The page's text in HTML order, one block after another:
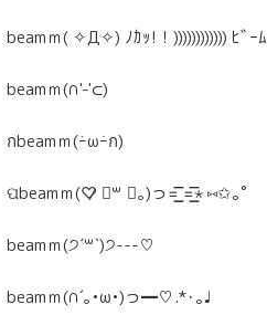
beamｍ( ✧Д✧) ﾉｶｯ!！)))))))))))) ﾋﾞｰ
beamｍ(∩'-'⊂)
กbeamｍ(ｰ̀ωｰ́ก)
ପbeamｍ(♡̷ ॑꒳ ॑｡)っ=͟͟͞͞ =͟͟͞͞⋆ ⑅✩｡˚
beamｍ(੭ˊ꒳​ˋ)੭---♡
beamｍ(∩´｡•ω•)っ━♡.*･｡♩